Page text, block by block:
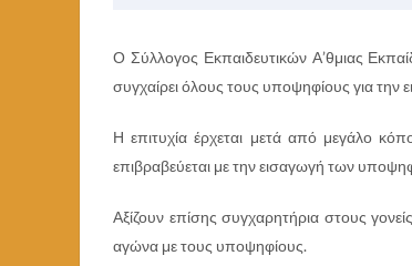
Ο Σύλλογος Εκπαιδευτικών Α’θμιας
συγχαίρει όλους τους υποψηφίους για την
Η επιτυχία έρχεται μετά από μεγάλο
επιβραβεύεται με την εισαγωγή των
Αξίζουν επίσης συγχαρητήρια στους
αγώνα με τους υποψηφίους.